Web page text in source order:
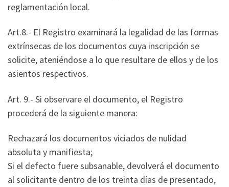
reglamentación local.
Art.8.- El Registro examinará la legalidad de las formas
extrínsecas de los documentos cuya inscripción se
solicite, ateniéndose a lo que resultare de ellos y de los
asientos respectivos.
Art. 9.- Si observare el documento, el Registro
procederá de la siguiente manera:
Rechazará los documentos viciados de nulidad
absoluta y manifiesta;
Si el defecto fuere subsanable, devolverá el documento
al solicitante dentro de los treinta días de presentado,